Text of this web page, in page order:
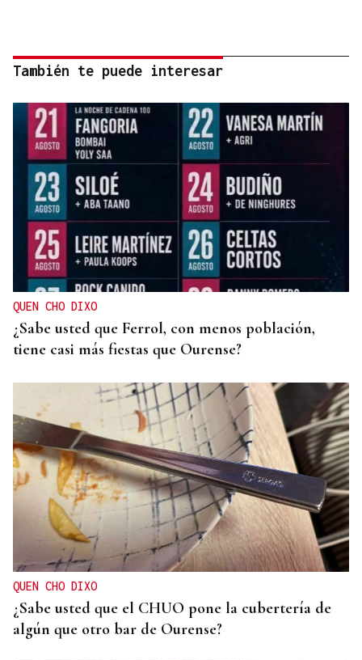
También te puede interesar
QUEN CHO DIXO
¿Sabe usted que Ferrol, con menos población,
tiene casi más fiestas que Ourense?
QUEN CHO DIXO
¿Sabe usted que el CHUO pone la cubertería de
algún que otro bar de Ourense?